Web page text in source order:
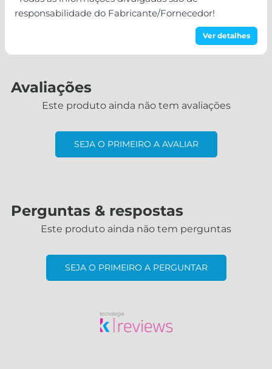
Ver detalhes
responsabilidade do Fabricante/Fornecedor!
Avaliações
Este produto ainda não tem avaliações
SEJA O PRIMEIRO A AVALIAR
Perguntas & respostas
Este produto ainda não tem perguntas
SEJA O PRIMEIRO A PERGUNTAR